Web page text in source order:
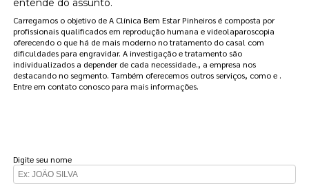
entende do assunto.
Carregamos o objetivo de A Clínica Bem Estar Pinheiros é composta por
profissionais qualificados em reprodução humana e videolaparoscopia
oferecendo o que há de mais moderno no tratamento do casal com
dificuldades para engravidar. A investigação e tratamento são
individualizados a depender de cada necessidade., a empresa nos
destacando no segmento. Também oferecemos outros serviços, como e .
Entre em contato conosco para mais informações.
Digite seu nome